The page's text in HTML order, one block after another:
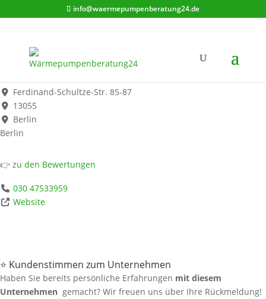
info@waermepumpenberatung24.de
Labotzki und Sohn
Werbung*
Ferdinand-Schultze-Str. 85-87
13055
Berlin
Berlin
👉 zu den Bewertungen
030 47533959
Website
⭐ Kundenstimmen zum Unternehmen
Haben Sie bereits persönliche Erfahrungen mit diesem
Unternehmen gemacht? Wir freuen uns über Ihre Rückmeldung!